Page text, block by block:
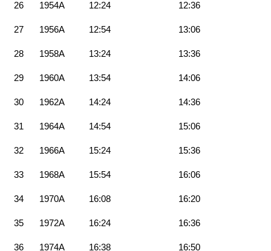
26 1954A 12:24 12:36
27 1956A 12:54 13:06
28 1958A 13:24 13:36
29 1960A 13:54 14:06
30 1962A 14:24 14:36
31 1964A 14:54 15:06
32 1966A 15:24 15:36
33 1968A 15:54 16:06
34 1970A 16:08 16:20
35 1972A 16:24 16:36
36 1974A 16:38 16:50